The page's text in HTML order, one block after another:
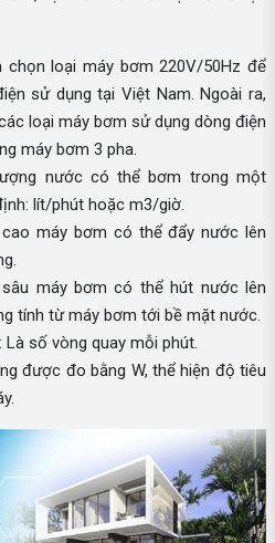
chọn loại máy bơm 220V/50Hz để
sử dụng tại Việt Nam. Ngoài ra,
loại máy bơm sử dụng dòng điện
máy bơm 3 pha.
nước có thể bơm trong một
lít/phút hoặc m3/giờ.
máy bơm có thể đẩy nước lên
máy bơm có thể hút nước lên
tính từ máy bơm tới bề mặt nước.
: Là số vòng quay mỗi phút.
được đo bằng W, thể hiện độ tiêu